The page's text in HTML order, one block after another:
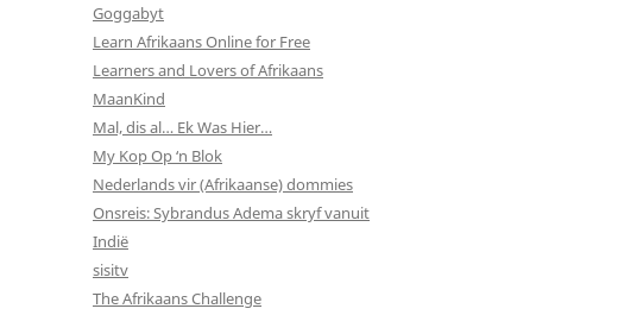
Goggabyt
Learn Afrikaans Online for Free
Learners and Lovers of Afrikaans
MaanKind
Mal, dis al… Ek Was Hier…
My Kop Op ‘n Blok
Nederlands vir (Afrikaanse) dommies
Onsreis: Sybrandus Adema skryf vanuit
Indië
sisitv
The Afrikaans Challenge